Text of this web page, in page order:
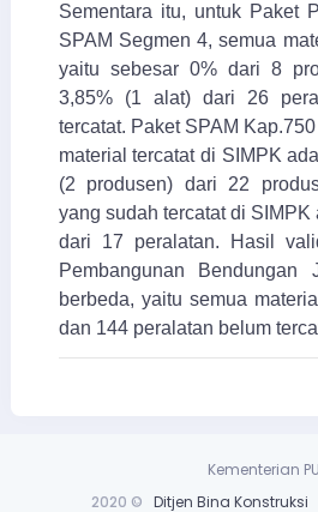
Sementara itu, untuk Paket
SPAM Segmen 4, semua
yaitu sebesar 0% dari 8
3,85% (1 alat) dari 26
tercatat. Paket SPAM
material tercatat di SIMPK
(2 produsen) dari 22
yang sudah tercatat di
dari 17 peralatan. Hasil
Pembangunan Bendungan
berbeda, yaitu semua
dan 144 peralatan belum
2020 © Ditjen Bina Konstruksi
Kementerian PU